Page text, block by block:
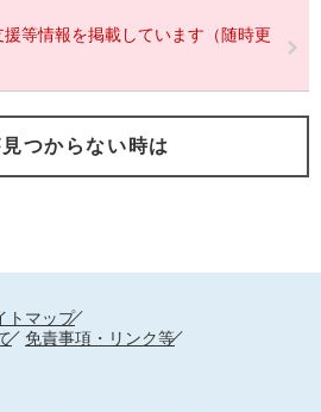
等情報を掲載しています（随時更
つからない時は
トマップ
免責事項・リンク等